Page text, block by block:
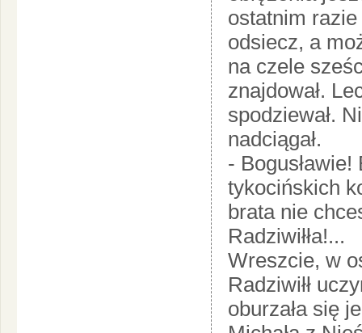
ostatnim
odsiecz, a
na czele
znajdował.
spodziewał.
nadciągał.
- Bogusławie!
tykocińskich
brata nie
Radziwiłła!...
Wreszcie, w
Radziwiłł
oburzała się